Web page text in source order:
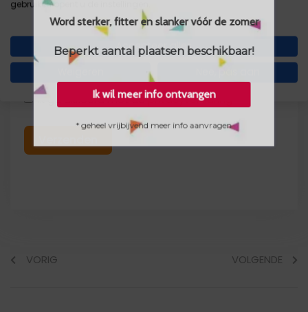
E-mail
Ik ga akkoord met deprivacyverklaring
VORIG VOLGENDE
Word sterker, fitter en slanker vóór de zomer
Beperkt aantal plaatsen beschikbaar!
Ik wil meer info ontvangen
* geheel vrijbijvend meer info aanvragen
gebruiken opent u de instellingen.
Accepteer alles